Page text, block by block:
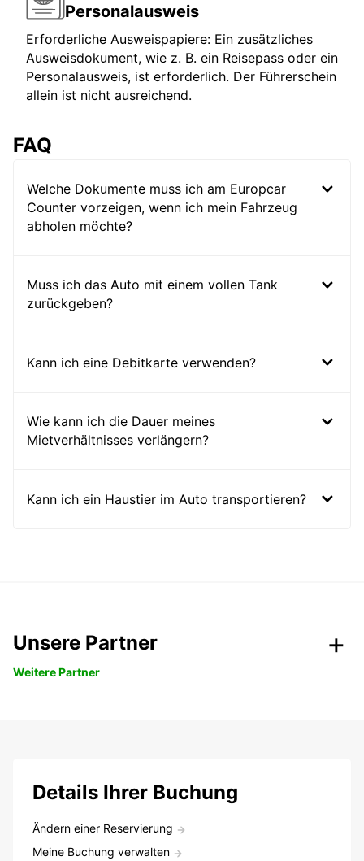
Personalausweis
Erforderliche Ausweispapiere: Ein zusätzliches
Ausweisdokument, wie z. B. ein Reisepass oder ein
Personalausweis, ist erforderlich. Der Führerschein
allein ist nicht ausreichend.
FAQ
Welche Dokumente muss ich am Europcar
Counter vorzeigen, wenn ich mein Fahrzeug
abholen möchte?
Muss ich das Auto mit einem vollen Tank
zurückgeben?
Kann ich eine Debitkarte verwenden?
Wie kann ich die Dauer meines
Mietverhältnisses verlängern?
Kann ich ein Haustier im Auto transportieren?
Unsere Partner
Weitere Partner
Details Ihrer Buchung
Ändern einer Reservierung
Meine Buchung verwalten